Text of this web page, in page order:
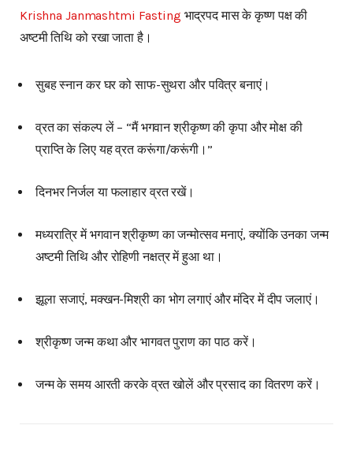
Krishna Janmashtmi Fasting भाद्रपद मास के कृष्ण पक्ष की
अष्टमी तिथि को रखा जाता है।
सुबह स्नान कर घर को साफ-सुथरा और पवित्र बनाएं।
व्रत का संकल्प लें – “मैं भगवान श्रीकृष्ण की कृपा और मोक्ष की
प्राप्ति के लिए यह व्रत करूंगा/करूंगी।”
दिनभर निर्जल या फलाहार व्रत रखें।
मध्यरात्रि में भगवान श्रीकृष्ण का जन्मोत्सव मनाएं, क्योंकि उनका जन्म
अष्टमी तिथि और रोहिणी नक्षत्र में हुआ था।
झूला सजाएं, मक्खन-मिश्री का भोग लगाएं और मंदिर में दीप जलाएं।
श्रीकृष्ण जन्म कथा और भागवत पुराण का पाठ करें।
जन्म के समय आरती करके व्रत खोलें और प्रसाद का वितरण करें।